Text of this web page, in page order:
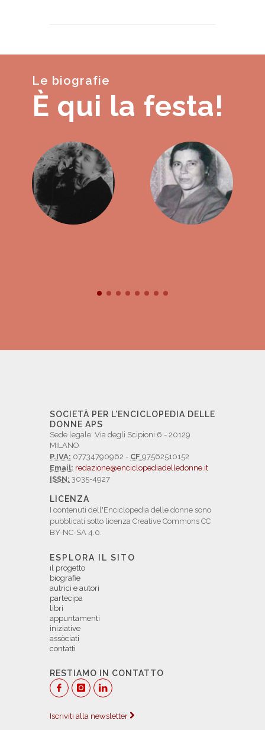
Le biografie
È qui la festa!
SOCIETÀ PER L'ENCICLOPEDIA DELLE
DONNE APS
Sede legale: Via degli Scipioni 6 - 20129
MILANO
P.IVA: 07734790962 - CF 97562510152
Email: redazione@enciclopediadelledonne.it
ISSN: 3035-4927
LICENZA
I contenuti dell'Enciclopedia delle donne sono
pubblicati sotto licenza Creative Commons CC
BY-NC-SA 4.0.
ESPLORA IL SITO
il progetto
biografie
autrici e autori
partecipa
libri
appuntamenti
iniziative
assòciati
contatti
RESTIAMO IN CONTATTO
Iscriviti alla newsletter